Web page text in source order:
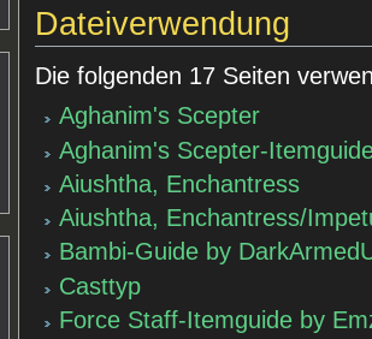
Dateiverwendung
Die folgenden 17 Seiten
Aghanim's Scepter
Aghanim's Scepter-
Aiushtha, Enchantress
Aiushtha, Enchantress/
Bambi-Guide by
Casttyp
Force Staff-Itemguide by